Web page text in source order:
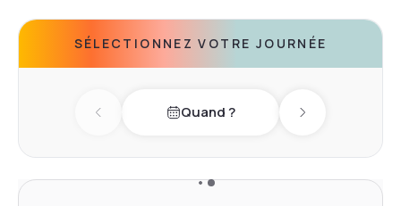
SÉLECTIONNEZ VOTRE JOURNÉE
Previous dayQuand ? Next day